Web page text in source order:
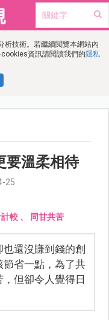
析技術。若繼續閱覽本網站內
資訊請閱讀我們的隱私
要溫柔相待
25
計較、 同甘共苦
還沒賺到錢的創
省一點，為了共
但卻令人覺得日